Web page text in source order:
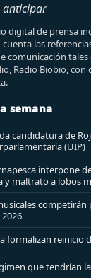
anticipar
digital de prensa
cuenta las
comunicación tales
Radio Biobio,
semana
candidatura de
(UIP)
interpone
y maltrato a lobos
formalizan reinicio
que tendrían